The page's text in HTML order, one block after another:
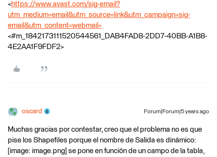
<https://www.avast.com/sig-email?
utm_medium=email&utm_source=link&utm_campaign=sig-
email&utm_content=webmail>
<#m_1842173111520544561_DAB4FAD8-2DD7-40BB-A1B8-
4E2AA1F9FDF2>
oscard Forum|Forum|5 years ago
Muchas gracias por contestar, creo que el problema no es que
pise los Shapefiles porque el nombre de Salida es dinámico:
[image: image.png] se pone en función de un campo de la tabla,